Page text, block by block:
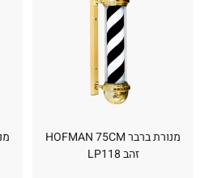
מנורת ברבר HOFMAN 75CM
זהב LP118